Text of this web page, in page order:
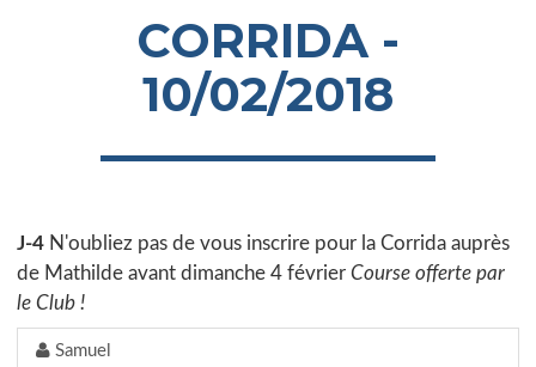
CORRIDA -
10/02/2018
J-4 N'oubliez pas de vous inscrire pour la Corrida auprès
de Mathilde avant dimanche 4 février Course offerte par
le Club !
Samuel